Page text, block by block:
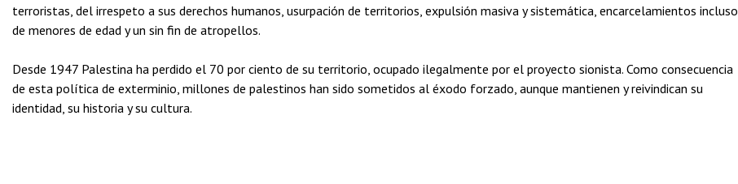
terroristas, del irrespeto a sus derechos humanos, usurpación de territorios, expulsión masiva y sistemática, encarcelamientos incluso
de menores de edad y un sin fin de atropellos.
Desde 1947 Palestina ha perdido el 70 por ciento de su territorio, ocupado ilegalmente por el proyecto sionista. Como consecuencia
de esta política de exterminio, millones de palestinos han sido sometidos al éxodo forzado, aunque mantienen y reivindican su
identidad, su historia y su cultura.